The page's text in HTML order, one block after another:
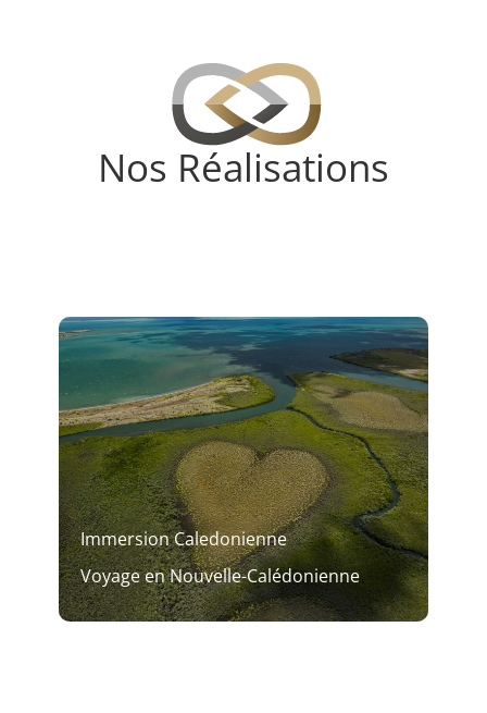
Nos Réalisations
Immersion Caledonienne
Voyage en Nouvelle-Calédonienne